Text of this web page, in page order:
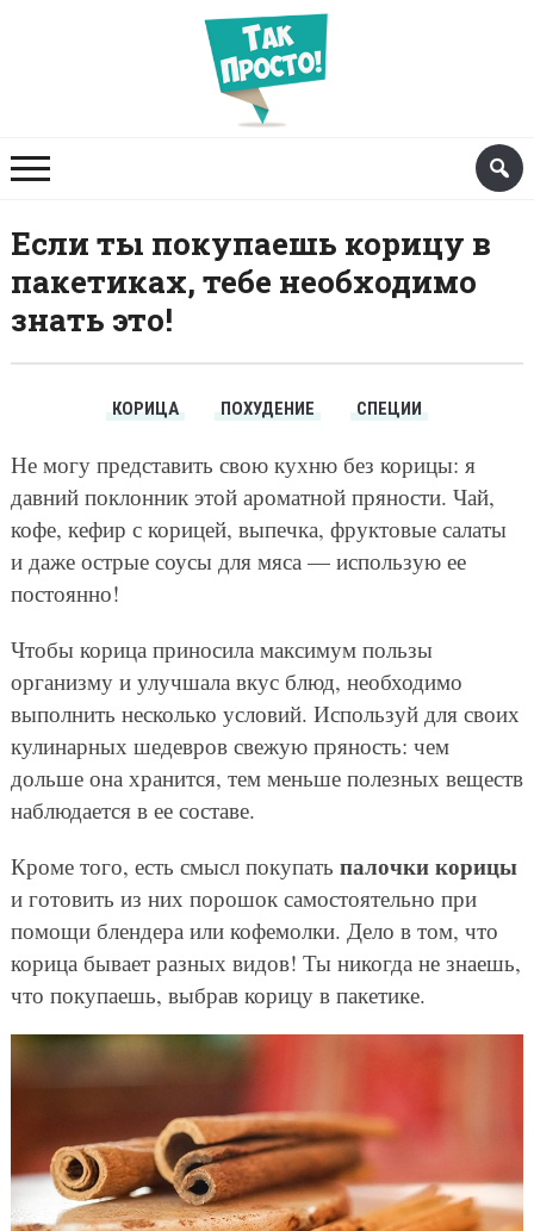
Если ты покупаешь корицу в
пакетиках, тебе необходимо
знать это!
КОРИЦА ПОХУДЕНИЕ СПЕЦИИ
Не могу представить свою кухню без корицы: я
давний поклонник этой ароматной пряности. Чай,
кофе, кефир с корицей, выпечка, фруктовые салаты
и даже острые соусы для мяса — использую ее
постоянно!
Чтобы корица приносила максимум пользы
организму и улучшала вкус блюд, необходимо
выполнить несколько условий. Используй для своих
кулинарных шедевров свежую пряность: чем
дольше она хранится, тем меньше полезных веществ
наблюдается в ее составе.
Кроме того, есть смысл покупать палочки корицы
и готовить из них порошок самостоятельно при
помощи блендера или кофемолки. Дело в том, что
корица бывает разных видов! Ты никогда не знаешь,
что покупаешь, выбрав корицу в пакетике.